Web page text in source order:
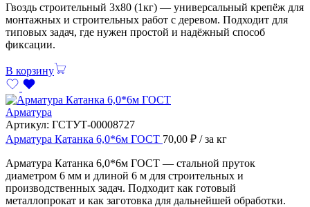
Гвоздь строительный 3х80 (1кг) — универсальный крепёж для
монтажных и строительных работ с деревом. Подходит для
типовых задач, где нужен простой и надёжный способ
фиксации.
В корзину
Арматура
Артикул: ГСТУТ-00008727
Арматура Катанка 6,0*6м ГОСТ 70,00 ₽ / за кг
Арматура Катанка 6,0*6м ГОСТ — стальной пруток
диаметром 6 мм и длиной 6 м для строительных и
производственных задач. Подходит как готовый
металлопрокат и как заготовка для дальнейшей обработки.